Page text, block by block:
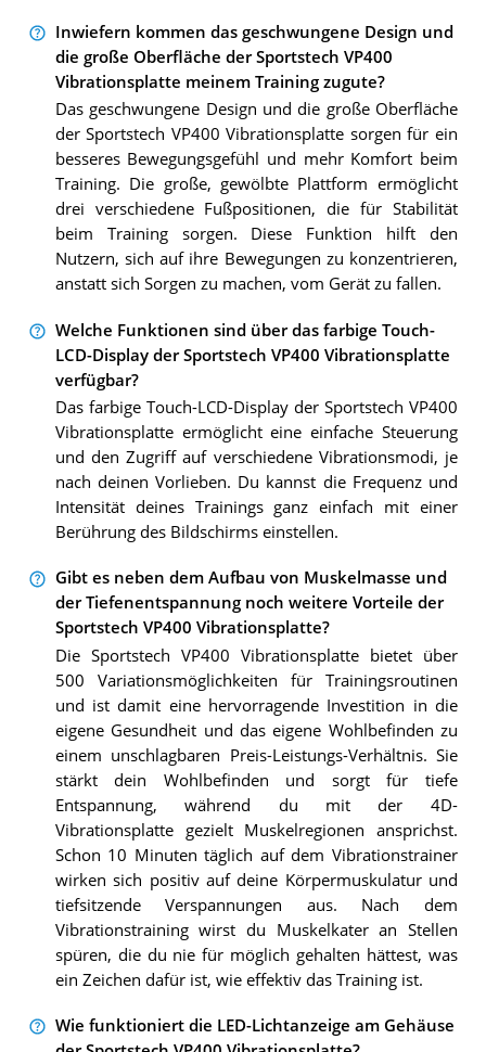
Inwiefern kommen das geschwungene Design und
die große Oberfläche der Sportstech VP400
Vibrationsplatte meinem Training zugute?
Das geschwungene Design und die große Oberfläche
der Sportstech VP400 Vibrationsplatte sorgen für ein
besseres Bewegungsgefühl und mehr Komfort beim
Training. Die große, gewölbte Plattform ermöglicht
drei verschiedene Fußpositionen, die für Stabilität
beim Training sorgen. Diese Funktion hilft den
Nutzern, sich auf ihre Bewegungen zu konzentrieren,
anstatt sich Sorgen zu machen, vom Gerät zu fallen.
Welche Funktionen sind über das farbige Touch-
LCD-Display der Sportstech VP400 Vibrationsplatte
verfügbar?
Das farbige Touch-LCD-Display der Sportstech VP400
Vibrationsplatte ermöglicht eine einfache Steuerung
und den Zugriff auf verschiedene Vibrationsmodi, je
nach deinen Vorlieben. Du kannst die Frequenz und
Intensität deines Trainings ganz einfach mit einer
Berührung des Bildschirms einstellen.
Gibt es neben dem Aufbau von Muskelmasse und
der Tiefenentspannung noch weitere Vorteile der
Sportstech VP400 Vibrationsplatte?
Die Sportstech VP400 Vibrationsplatte bietet über
500 Variationsmöglichkeiten für Trainingsroutinen
und ist damit eine hervorragende Investition in die
eigene Gesundheit und das eigene Wohlbefinden zu
einem unschlagbaren Preis-Leistungs-Verhältnis. Sie
stärkt dein Wohlbefinden und sorgt für tiefe
Entspannung, während du mit der 4D-
Vibrationsplatte gezielt Muskelregionen ansprichst.
Schon 10 Minuten täglich auf dem Vibrationstrainer
wirken sich positiv auf deine Körpermuskulatur und
tiefsitzende Verspannungen aus. Nach dem
Vibrationstraining wirst du Muskelkater an Stellen
spüren, die du nie für möglich gehalten hättest, was
ein Zeichen dafür ist, wie effektiv das Training ist.
Wie funktioniert die LED-Lichtanzeige am Gehäuse